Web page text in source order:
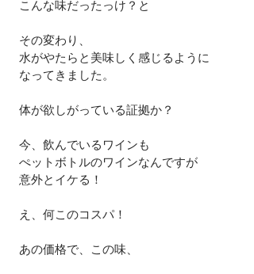
こんな味だったっけ？と
その変わり、
水がやたらと美味しく感じるように
なってきました。
体が欲しがっている証拠か？
今、飲んでいるワインも
ぺットボトルのワインなんですが
意外とイケる！
え、何このコスパ！
あの価格で、この味、